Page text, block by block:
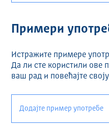
Примери
Истражите примере
Да ли сте користили ове
ваш рад и повећајте
Додајте пример употребе